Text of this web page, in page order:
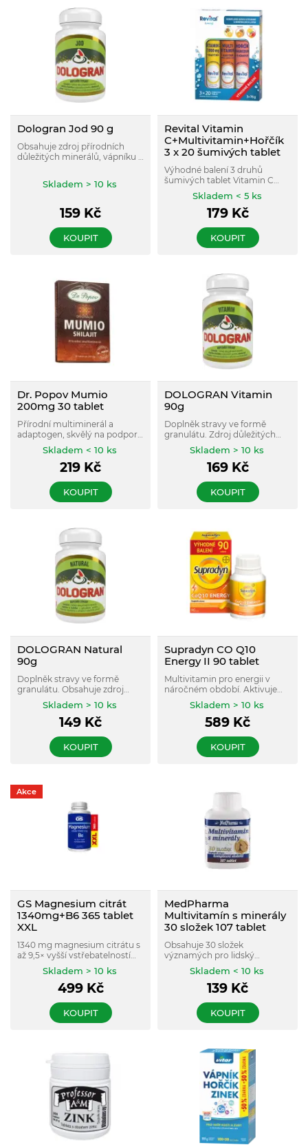
Dologran Jod 90 g
Obsahuje zdroj přírodních
důležitých minerálů, vápníku a
Skladem > 10 ks
159 Kč
KOUPIT
Revital Vitamin
C+Multivitamin+Hořčík
3 x 20 šumivých tablet
Výhodné balení 3 druhů
šumivých tablet Vitamin C
1000 mg s rakytníkem s
příchutí citronu, Multi s
rakytníkem+vapník, hořčík,
zinek s příchutí pomeranče a
Hořčík+B komplex s příchutí
Skladem < 5 ks
179Kč
KOUPIT
Dr. Popov Mumio
200mg 30 tablet
Přírodní multiminerál a
adaptogen, skvělý na podporu
přirozené imunity (např. na
podzim).Skladem < 10 ks
219 Kč
KOUPIT
DOLOGRAN Vitamin
90g
Doplněk stravy ve formě
granulátu. Zdroj důležitých
minerálu vápníku a hořčíku,
obohacený o vitamín B1, B6, E,
B-karoten, kyselinu listovou.
Skladem > 10 ks
169Kč
KOUPIT
DOLOGRAN Natural
90g
Doplněk stravy ve formě
granulátu. Obsahuje zdroj
přírodních minerálních látek,
vápníku a hořčíku.
Skladem > 10 ks
149 Kč
KOUPIT
Supradyn CO Q10
Energy II 90 tablet
Multivitamin pro energii v
náročném období. Aktivuje
vaši přirozenou vnitřní energii.
Dodává tělu vyvážený
komplex vitaminů, minerálů a
stopových prvků.
Skladem > 10 ks
589 Kč
KOUPIT
Akce
GS Magnesium citrát
1340mg+B6 365 tablet
XXL
1340 mg magnesium citrátu s
až 9,5× vyšší vstřebatelností
díky organické formě hořčíku
v porovnání s běžně
dostupnými oxidy.
Skladem > 10 ks
499Kč
KOUPIT
MedPharma
Multivitamín s minerály
30 složek 107 tablet
Obsahuje 30 složek
významých pro lidský
organizmus, doplňuje jejich
nedostatek.
Skladem < 10 ks
139 Kč
KOUPIT